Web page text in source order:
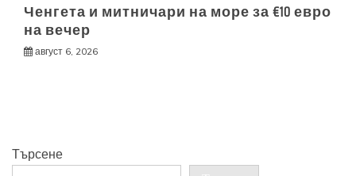
Ченгета и митничари на море за €10 евро
на вечер
август 6, 2026
Търсене